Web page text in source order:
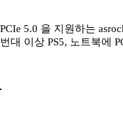
PCIe 5.0 을 지원하는
번대 이상 PS5, 노트북에